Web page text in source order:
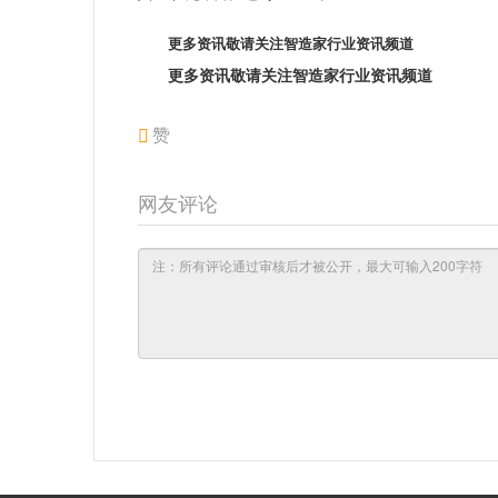
更多资讯敬请关注智造家行业资讯频道
更多资讯敬请关注智造家行业资讯频道
赞
网友评论